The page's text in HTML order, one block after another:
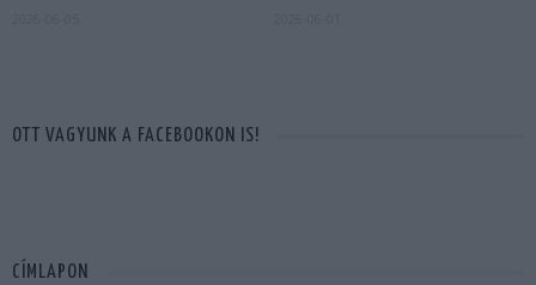
OTT VAGYUNK A FACEBOOKON IS!
CÍMLAPON